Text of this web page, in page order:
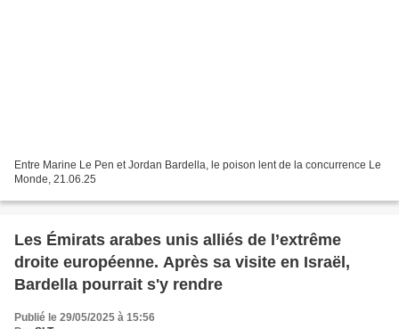
Entre Marine Le Pen et Jordan Bardella, le poison lent de la concurrence Le
Monde, 21.06.25
Les Émirats arabes unis alliés de l’extrême
droite européenne. Après sa visite en Israël,
Bardella pourrait s'y rendre
Publié le 29/05/2025 à 15:56